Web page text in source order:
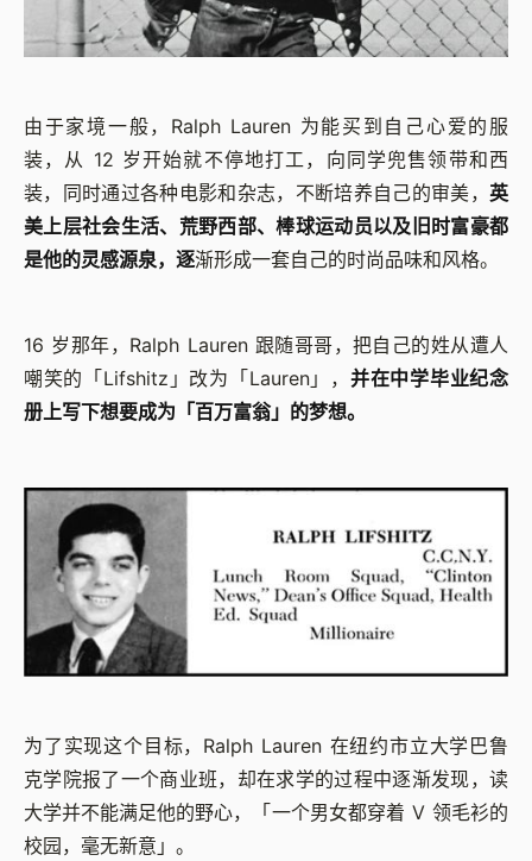
由于家境一般，Ralph Lauren 为能买到自己心爱的服
装，从 12 岁开始就不停地打工，向同学兜售领带和西
装，同时通过各种电影和杂志，不断培养自己的审美， 英
美上层社会生活、荒野西部、棒球运动员以及旧时富豪都
是他的灵感源泉，逐渐形成一套自己的时尚品味和风格。
16 岁那年，Ralph Lauren 跟随哥哥，把自己的姓从遭人
嘲笑的「Lifshitz」改为「Lauren」， 并在中学毕业纪念
册上写下想要成为「百万富翁」的梦想。
为了实现这个目标，Ralph Lauren 在纽约市立大学巴鲁
克学院报了一个商业班，却在求学的过程中逐渐发现，读
大学并不能满足他的野心，「一个男女都穿着 V 领毛衫的
校园，毫无新意」。